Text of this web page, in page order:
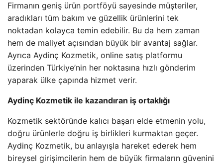
Firmanın geniş ürün portföyü sayesinde müşteriler,
aradıkları tüm bakım ve güzellik ürünlerini tek
noktadan kolayca temin edebilir. Bu da hem zaman
hem de maliyet açısından büyük bir avantaj sağlar.
Ayrıca Aydinç Kozmetik, online satış platformu
üzerinden Türkiye’nin her noktasına hızlı gönderim
yaparak ülke çapında hizmet verir.
Aydinç Kozmetik ile kazandıran iş ortaklığı
Kozmetik sektöründe kalıcı başarı elde etmenin yolu,
doğru ürünlerle doğru iş birlikleri kurmaktan geçer.
Aydinç Kozmetik, bu anlayışla hareket ederek hem
bireysel girişimcilerin hem de büyük firmaların güvenini